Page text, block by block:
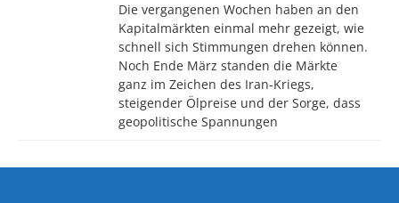
Die vergangenen Wochen haben an den
Kapitalmärkten einmal mehr gezeigt, wie
schnell sich Stimmungen drehen können.
Noch Ende März standen die Märkte
ganz im Zeichen des Iran-Kriegs,
steigender Ölpreise und der Sorge, dass
geopolitische Spannungen